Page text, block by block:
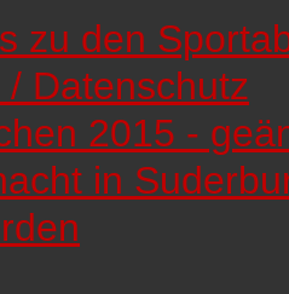
zu den
Datenschutz
2015 -
in